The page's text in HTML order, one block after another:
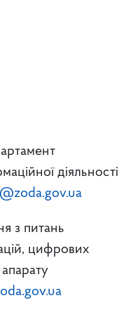
діяльності
з питань
цифрових